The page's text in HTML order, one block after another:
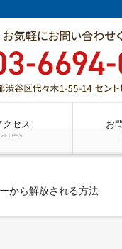
クセス
access
お
から解放される方法